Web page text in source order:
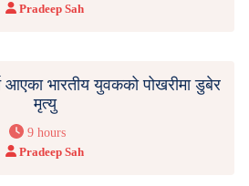
Pradeep Sah
आएका भारतीय युवकको पोखरीमा डुबेर
मृत्यु
9 hours
Pradeep Sah